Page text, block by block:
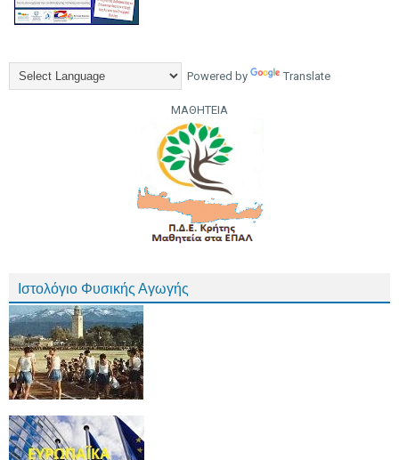
Powered by Translate
ΜΑΘΗΤΕΙΑ
Ιστολόγιο Φυσικής Αγωγής